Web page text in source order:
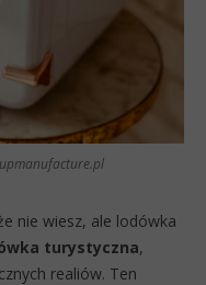
nie wiesz, ale lodówka
turystyczna,
realiów. Ten